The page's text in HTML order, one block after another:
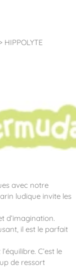
de jeux &
Rêves de clown
HIPPOLYTE
avec notre
ludique invite les
d’imagination.
il est le parfait
C’est le
de ressort